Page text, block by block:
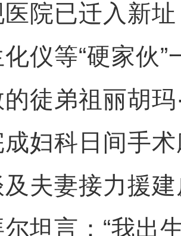
院已迁入新
仪等“硬家伙
徒弟祖丽胡
妇科日间手
妻接力援建
坦言：“我出